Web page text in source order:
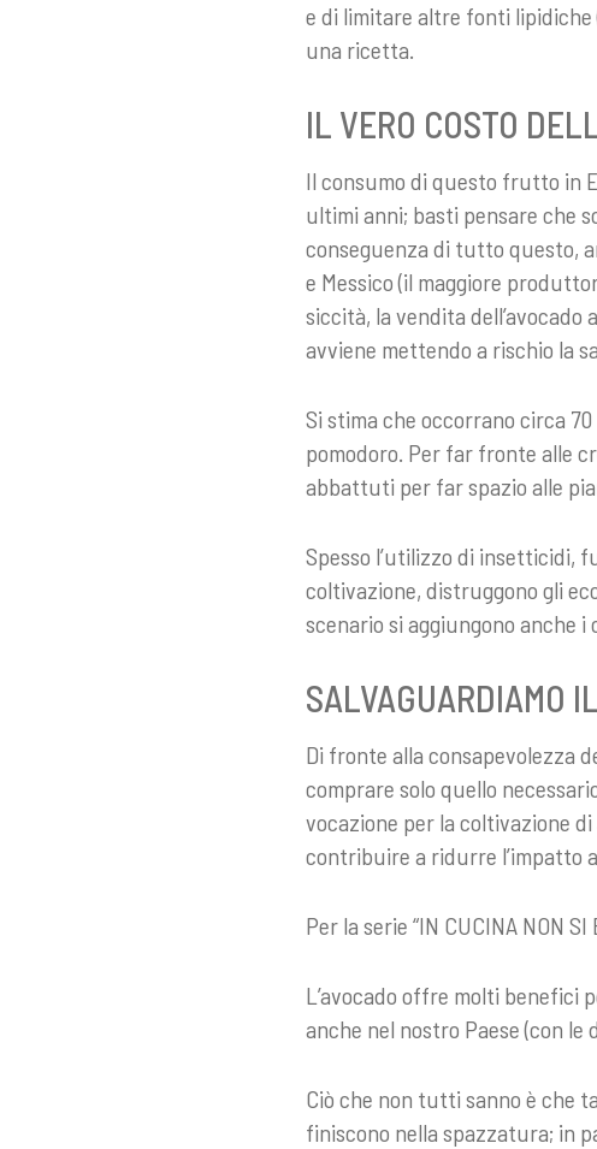
e di limitare altre fonti lipidiche
una ricetta.
IL VERO COSTO
Il consumo di questo frutto in
ultimi anni; basti pensare che
conseguenza di tutto questo,
e Messico (il maggiore
siccità, la vendita
avviene mettendo a rischio la
Si stima che occorrano circa
pomodoro. Per far fronte alle
abbattuti per far spazio alle
Spesso l’utilizzo di insetticidi,
coltivazione, distruggono gli
scenario si aggiungono anche
SALVAGUARDIAMO
Di fronte alla consapevolezza
comprare solo quello
vocazione per la coltivazione
contribuire a ridurre l’impatto
Per la serie “IN CUCINA NON SI
L’avocado offre molti benefici
anche nel nostro Paese (con
Ciò che non tutti sanno è che
finiscono nella spazzatura; in